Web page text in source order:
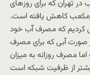
آب در تهران که برای روزهای
می شود به ۸۰۰ هزارمترمکعب کاهش یافته است.
کردیم که مصرف آب خود
صورت آبی که برای مصرف
مصرف روزانه به میزان